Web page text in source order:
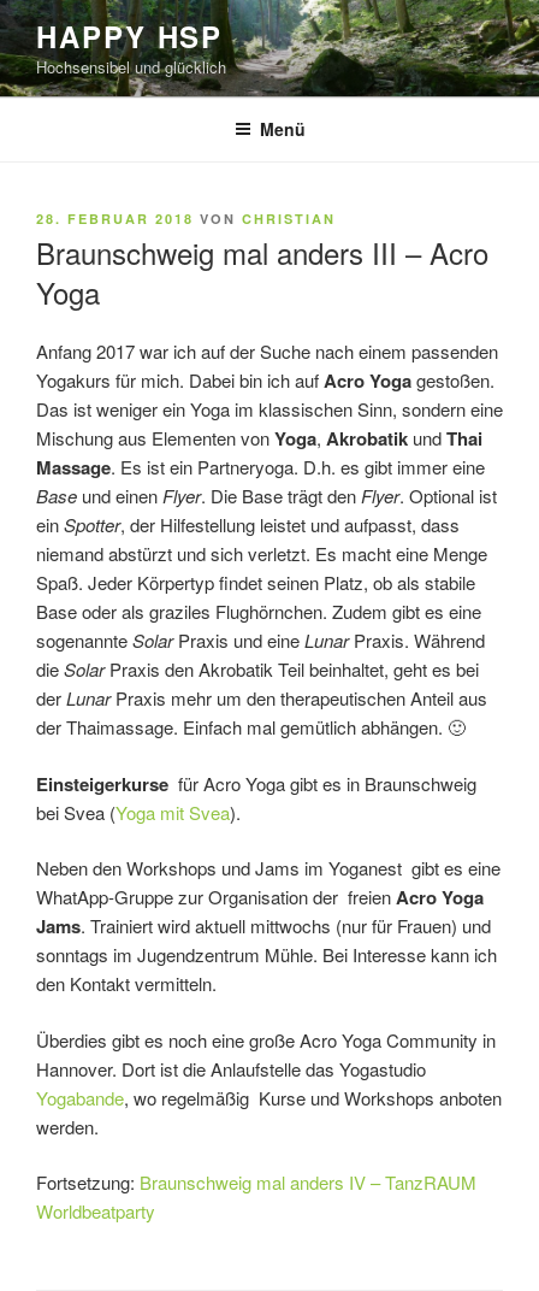
Zum
Inhalt
springen
HAPPY HSP
Hochsensibel und glücklich
Menü
VERÖFFENTLICHT
28. FEBRUAR 2018 VON CHRISTIAN
Braunschweig mal anders III – Acro
Yoga
Anfang 2017 war ich auf der Suche nach einem passenden
Yogakurs für mich. Dabei bin ich aufAcro Yogagestoßen.
Das ist weniger ein Yoga im klassischen Sinn, sondern eine
Mischung aus Elementen vonYoga, Akrobatik undThai
Massage. Es ist ein Partneryoga. D.h. es gibt immer eine
Base und einenFlyer. Die Base trägt denFlyer. Optional ist
einSpotter, der Hilfestellung leistet und aufpasst, dass
niemand abstürzt und sich verletzt. Es macht eine Menge
Spaß. Jeder Körpertyp findet seinen Platz, ob als stabile
Base oder als graziles Flughörnchen. Zudem gibt es eine
sogenannteSolarPraxis und eineLunarPraxis. Während
dieSolarPraxis den Akrobatik Teil beinhaltet, geht es bei
derLunarPraxis mehr um den therapeutischen Anteil aus
der Thaimassage. Einfach mal gemütlich abhängen. 🙂
Einsteigerkurse für Acro Yoga gibt es in Braunschweig
bei Svea (Yoga mit Svea).
Neben den Workshops und Jams im Yoganest gibt es eine
WhatApp-Gruppe zur Organisation der freienAcro Yoga
Jams. Trainiert wird aktuell mittwochs (nur für Frauen) und
sonntags im Jugendzentrum Mühle. Bei Interesse kann ich
den Kontakt vermitteln.
Überdies gibt es noch eine große Acro Yoga Community in
Hannover. Dort ist die Anlaufstelle das Yogastudio
Yogabande, wo regelmäßig Kurse und Workshops anboten
werden.
Fortsetzung: Braunschweig mal anders IV – TanzRAUM
Worldbeatparty